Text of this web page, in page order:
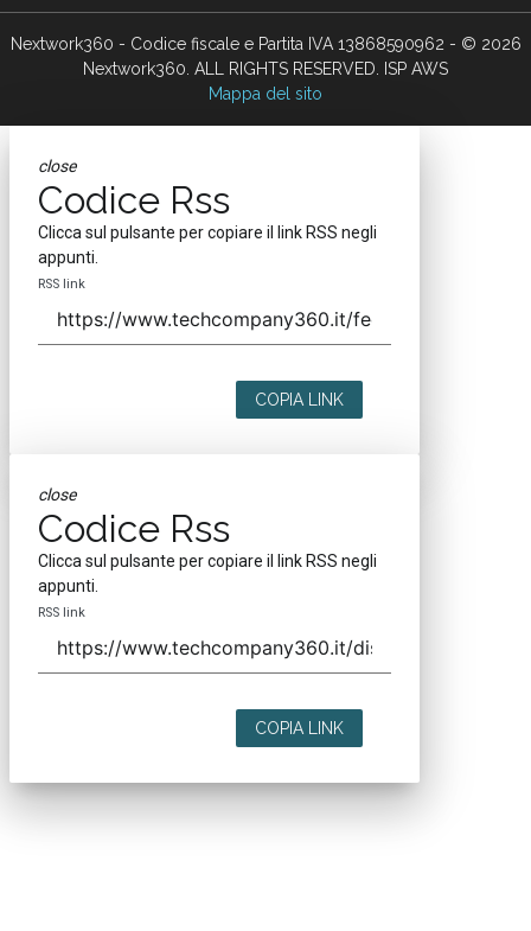
Nextwork360 - Codice fiscale e Partita IVA 13868590962 - © 2026
Nextwork360. ALL RIGHTS RESERVED. ISP AWS
Mappa del sito
close
Codice Rss
Clicca sul pulsante per copiare il link RSS negli
appunti.
RSS link
COPIA LINK
close
Codice Rss
Clicca sul pulsante per copiare il link RSS negli
appunti.
RSS link
COPIA LINK